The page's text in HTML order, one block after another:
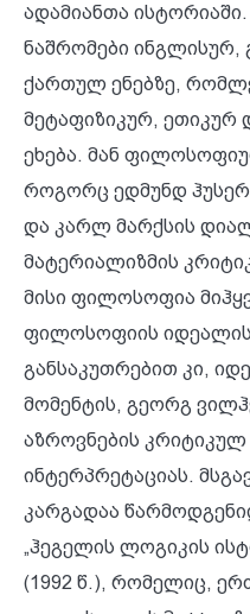
ადამიანთა
ნაშრომები
ქართულ ენებზე,
მეტაფიზიკურ, ეთიკურ
ეხება. მან
როგორც ედმუნდ
და კარლ მარქსის
მატერიალიზმის
მისი ფილოსოფია
ფილოსოფიის
განსაკუთრებით კი,
მომენტის, გეორგ
აზროვნების
ინტერპრეტაციას.
კარგადაა
„ჰეგელის ლოგიკის
(1992 წ.), რომელიც,